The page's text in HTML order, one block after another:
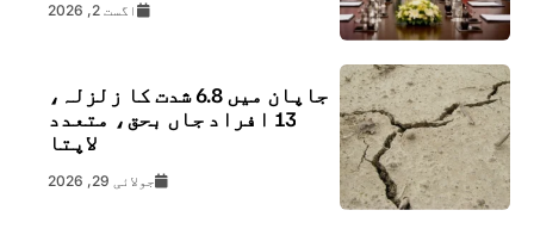
اگست 2, 2026
جاپان میں 6.8 شدت کا زلزلہ،
13 افراد جاں بحق، متعدد
لاپتا
جولائی 29, 2026